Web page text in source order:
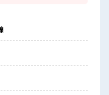
、
ましょう！